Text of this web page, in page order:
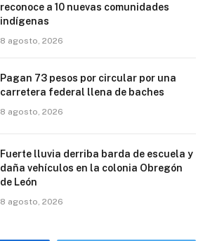
reconoce a 10 nuevas comunidades
indígenas
8 agosto, 2026
Pagan 73 pesos por circular por una
carretera federal llena de baches
8 agosto, 2026
Fuerte lluvia derriba barda de escuela y
daña vehículos en la colonia Obregón
de León
8 agosto, 2026